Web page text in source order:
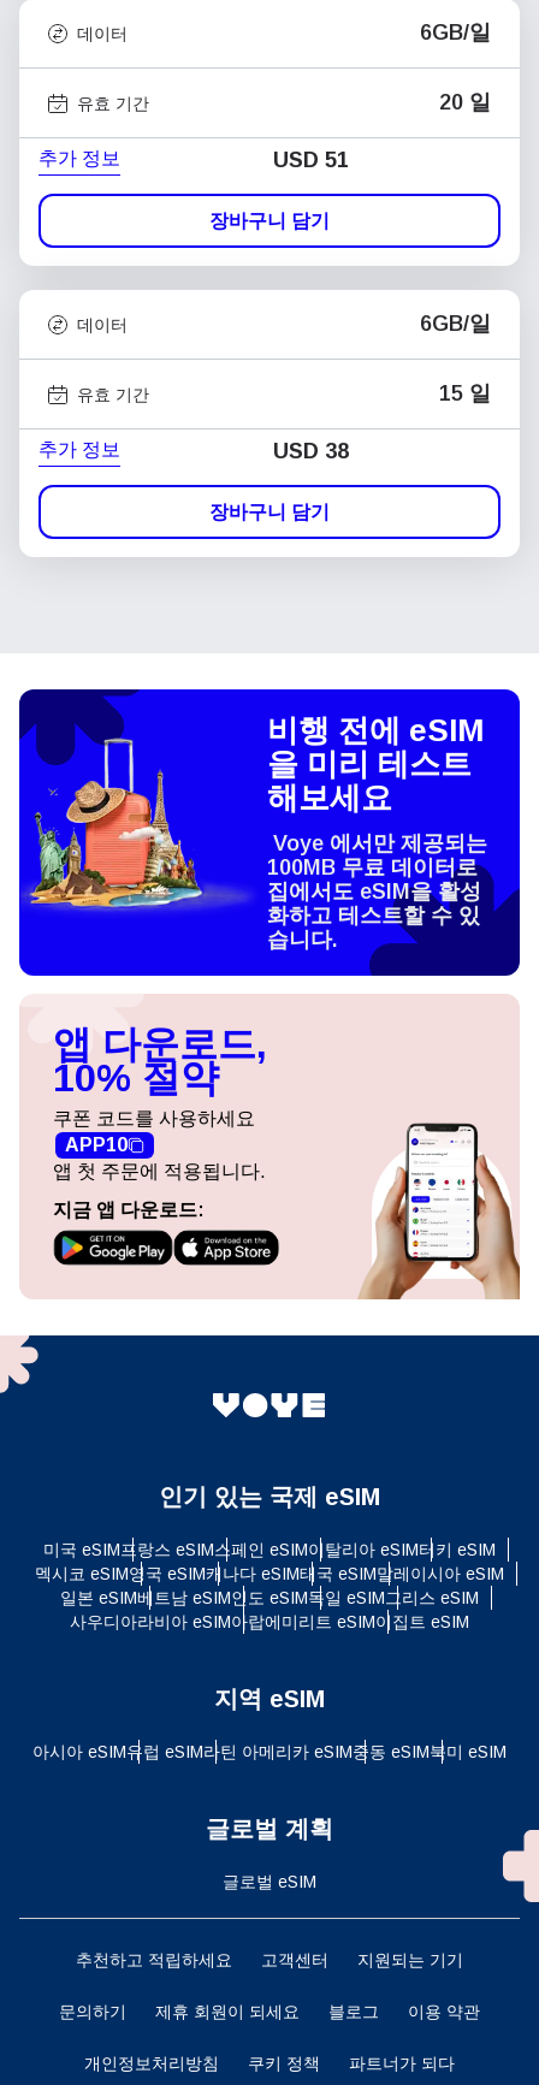
데이터 6GB/일
유효 기간 20 일
추가 정보 USD 51
장바구니 담기
데이터 6GB/일
유효 기간 15 일
추가 정보 USD 38
장바구니 담기
비행 전에 eSIM
을 미리 테스트
해보세요
Voye 에서만 제공되는
100MB 무료 데이터로
집에서도 eSIM을 활성
화하고 테스트할 수 있
습니다.
앱 다운로드,
10% 절약
쿠폰 코드를 사용하세요
APP10
앱 첫 주문에 적용됩니다.
지금 앱 다운로드:
인기 있는 국제 eSIM
미국 eSIM프랑스 eSIM스페인 eSIM이탈리아 eSIM터키 eSIM
멕시코 eSIM영국 eSIM캐나다 eSIM태국 eSIM말레이시아 eSIM
일본 eSIM베트남 eSIM인도 eSIM독일 eSIM그리스 eSIM
사우디아라비아 eSIM아랍에미리트 eSIM이집트 eSIM
지역 eSIM
아시아 eSIM유럽 ​​eSIM라틴 아메리카 eSIM중동 eSIM북미 eSIM
글로벌 계획
글로벌 eSIM
추천하고 적립하세요 고객센터 지원되는 기기
문의하기 제휴 회원이 되세요 블로그 이용 약관
개인정보처리방침 쿠키 정책 파트너가 되다